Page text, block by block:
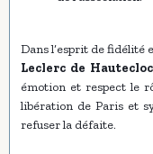
Dans l’esprit de fidélité
Leclerc de
émotion et respect le
libération de Paris et
refuser la défaite.